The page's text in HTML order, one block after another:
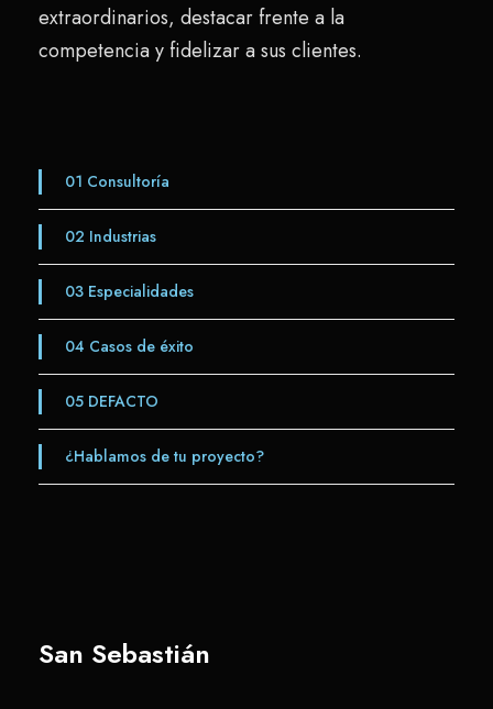
extraordinarios, destacar frente a la
competencia y fidelizar a sus clientes.
01 Consultoría
02 Industrias
03 Especialidades
04 Casos de éxito
05 DEFACTO
¿Hablamos de tu proyecto?
San Sebastián